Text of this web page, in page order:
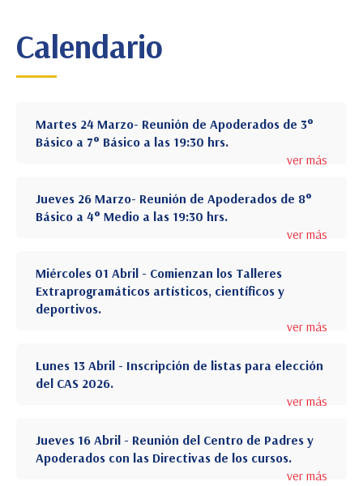
Calendario
Martes 24 Marzo- Reunión de Apoderados de 3°
Básico a 7° Básico a las 19:30 hrs.
ver más
Jueves 26 Marzo- Reunión de Apoderados de 8°
Básico a 4° Medio a las 19:30 hrs.
ver más
Miércoles 01 Abril - Comienzan los Talleres
Extraprogramáticos artísticos, científicos y
deportivos.
ver más
Lunes 13 Abril - Inscripción de listas para elección
del CAS 2026.
ver más
Jueves 16 Abril - Reunión del Centro de Padres y
Apoderados con las Directivas de los cursos.
ver más